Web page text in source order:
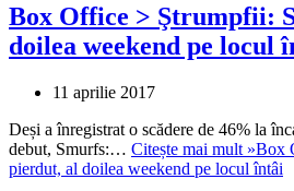
Box Office > Ştrumpfii:
doilea weekend pe locul
11 aprilie 2017
Deși a înregistrat o scădere de 46% la
debut, Smurfs:… Citește mai mult »Box
pierdut, al doilea weekend pe locul întâi